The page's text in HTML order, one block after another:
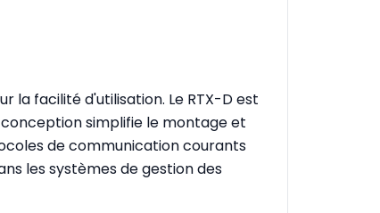
la facilité d'utilisation. Le RTX-D est
simplifie le montage et
de communication courants
les systèmes de gestion des